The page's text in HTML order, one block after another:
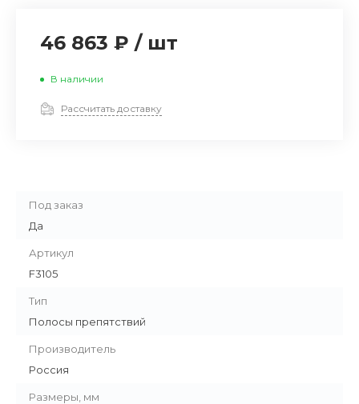
46 863 ₽ / шт
В наличии
Рассчитать доставку
Под заказ
Да
Артикул
F3105
Тип
Полосы препятствий
Производитель
Россия
Размеры, мм